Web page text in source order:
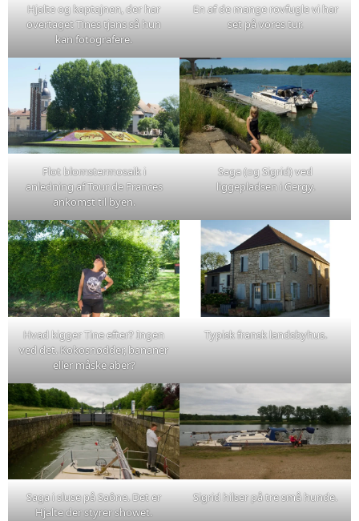
Hjalte og kaptajnen, der har
overtaget Tines tjans så hun
kan fotografere.
En af de mange rovfugle vi har
set på vores tur.
Flot blomstermosaik i
anledning af Tour de Frances
ankomst til byen.
Saga (og Sigrid) ved
liggepladsen i Gergy.
Hvad kigger Tine efter? Ingen
ved det. Kokosnødder, bananer
eller måske aber?
Typisk fransk landsbyhus.
Saga i sluse på Saône. Det er
Hjalte der styrer showet.
Sigrid hilser på tre små hunde.